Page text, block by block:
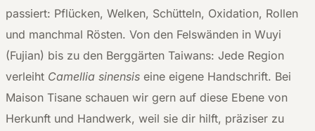
passiert: Pflücken, Welken, Schütteln, Oxidation, Rollen
und manchmal Rösten. Von den Felswänden in Wuyi
(Fujian) bis zu den Berggärten Taiwans: Jede Region
verleiht Camellia sinensis eine eigene Handschrift. Bei
Maison Tisane schauen wir gern auf diese Ebene von
Herkunft und Handwerk, weil sie dir hilft, präziser zu